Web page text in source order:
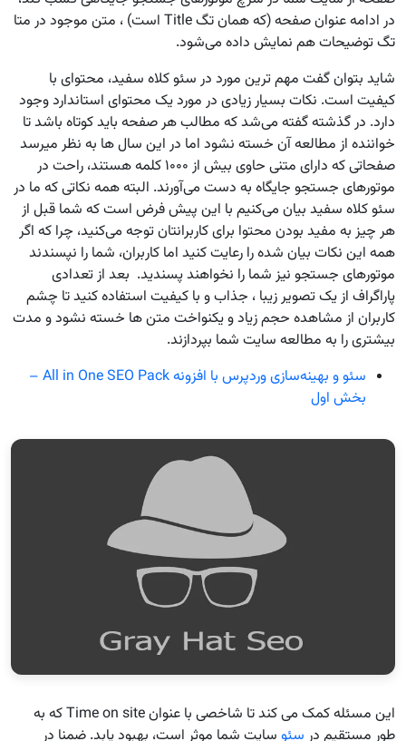
در ادامه عنوان صفحه (که همان تگ Title است) ، متن موجود در متا
تگ توضیحات هم نمایش داده می‌شود.
شاید بتوان گفت مهم ترین مورد در سئو کلاه سفید، محتوای با
کیفیت است. نکات بسیار زیادی در مورد یک محتوای استاندارد وجود
دارد. در گذشته گفته می‌شد که مطالب هر صفحه باید کوتاه باشد تا
خواننده از مطالعه آن خسته نشود اما در این سال ها به نظر میرسد
صفحاتی که دارای متنی حاوی بیش از ۱۰۰۰ کلمه هستند، راحت در
موتورهای جستجو جایگاه به دست می‌آورند. البته همه نکاتی که ما در
سئو کلاه سفید بیان می‌کنیم با این پیش فرض است که شما قبل از
هر چیز به مفید بودن محتوا برای کاربرانتان توجه می‌کنید، چرا که اگر
همه این نکات بیان شده را رعایت کنید اما کاربران، شما را نپسندند
موتورهای جستجو نیز شما را نخواهند پسندید. بعد از تعدادی
پاراگراف از یک تصویر زیبا ، جذاب و با کیفیت استفاده کنید تا چشم
کاربران از مشاهده حجم زیاد و یکنواخت متن ها خسته نشود و مدت
بیشتری را به مطالعه سایت شما بپردازند.
سئو و بهینه‌سازی وردپرس با افزونه All in One SEO Pack –
بخش اول
این مسئله کمک می کند تا شاخصی با عنوان Time on site که به
طور مستقیم در سئو سایت شما موثر است، بهبود یابد. ضمنا در